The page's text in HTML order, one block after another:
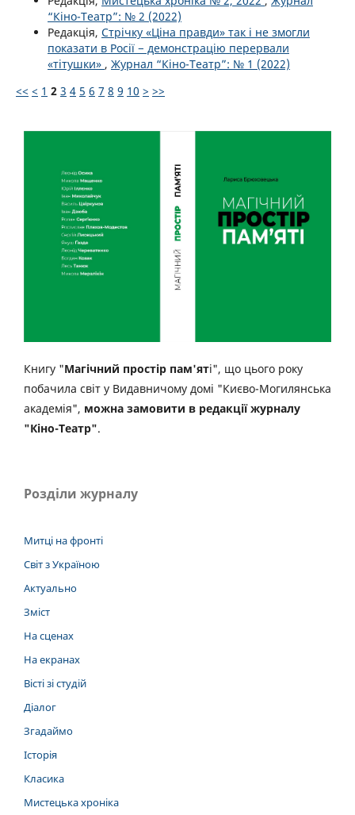
“Кіно-Театр”: № 2 (2022)
Редакція, Стрічку «Ціна правди» так і не змогли
показати в Росії − демонстрацію перервали
«тітушки» , Журнал “Кіно-Театр”: № 1 (2022)
<< < 1 2 3 4 5 6 7 8 9 10 > >>
Книгу "Магічний простір пам'яті", що цього року
побачила світ у Видавничому домі "Києво-Могилянська
академія", можна замовити в редакції журналу
"Кіно-Театр".
Розділи журналу
Митці на фронті
Світ з Україною
Актуально
Зміст
На сценах
На екранах
Вісті зі студій
Діалог
Згадаймо
Історія
Класика
Мистецька хроніка